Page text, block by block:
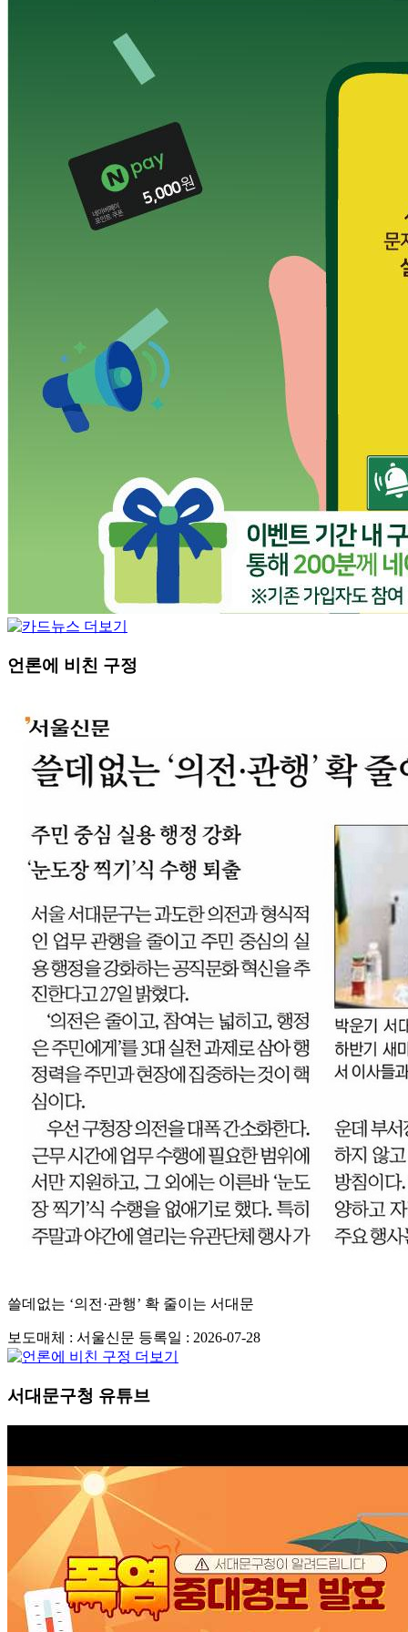
언론에 비친 구정
쓸데없는 ‘의전·관행’ 확 줄이는 서대문
보도매체 : 서울신문 등록일 : 2026-07-28
서대문구청 유튜브